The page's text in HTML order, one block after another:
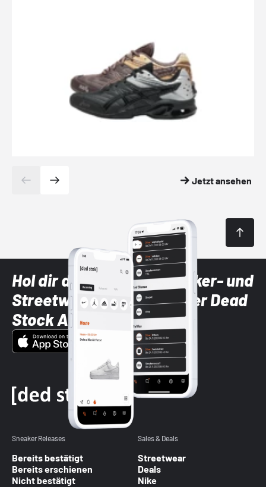
Jetzt ansehen
Hol dir die neuesten Sneaker- und
Streetwear-Brands mit der Dead
Stock App
Sneaker Releases
Bereits bestätigt
Bereits erschienen
Nicht bestätigt
Sales & Deals
Streetwear
Deals
Nike